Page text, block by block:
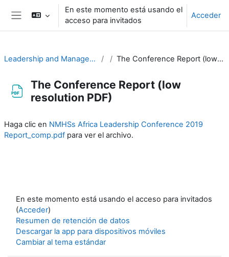
Salta al contenido principal
Panel lateral
En este momento está usando el
acceso para invitados
Acceder
Leadership and Management for RA-I The Conference Report (low resolution PDF)
The Conference Report (low
resolution PDF)
Haga clic en NMHSs Africa Leadership Conference 2019
Report_comp.pdf para ver el archivo.
En este momento está usando el acceso para invitados
(Acceder)
Resumen de retención de datos
Descargar la app para dispositivos móviles
Cambiar al tema estándar